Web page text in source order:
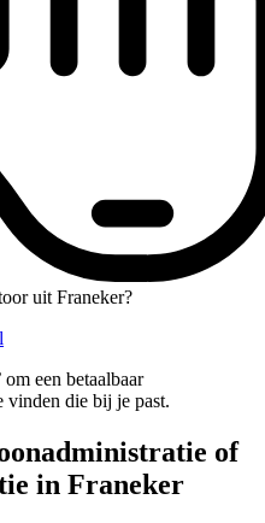
uit Franeker?
een betaalbaar
vinden die bij je past.
of
in Franeker